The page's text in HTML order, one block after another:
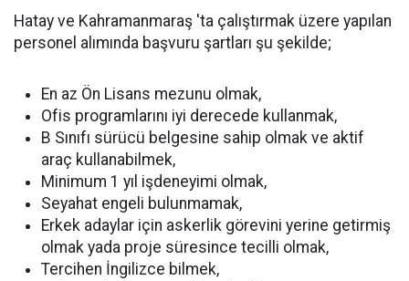
Hatay ve Kahramanmaraş 'ta çalıştırmak üzere yapılan
personel alımında başvuru şartları şu şekilde;
En az Ön Lisans mezunu olmak,
Ofis programlarını iyi derecede kullanmak,
B Sınıfı sürücü belgesine sahip olmak ve aktif
araç kullanabilmek,
Minimum 1 yıl işdeneyimi olmak,
Seyahat engeli bulunmamak,
Erkek adaylar için askerlik görevini yerine getirmiş
olmak yada proje süresince tecilli olmak,
Tercihen İngilizce bilmek,